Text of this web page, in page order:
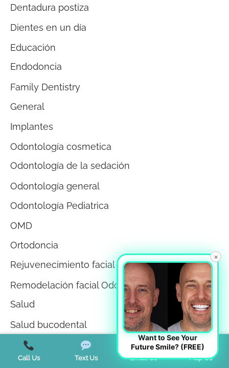
Dentadura postiza
Dientes en un día
Educación
Endodoncia
Family Dentistry
General
Implantes
Odontología cosmetica
Odontología de la sedación
Odontología general
Odontología Pediatrica
OMD
Ortodoncia
Rejuvenecimiento facial
Remodelación facial Odontología
Salud
Salud bucodental
Salud de las encías
Sin categorizar
Call Us Text Us Email Us Map Us
×
Want to See Your
Future Smile? (FREE)